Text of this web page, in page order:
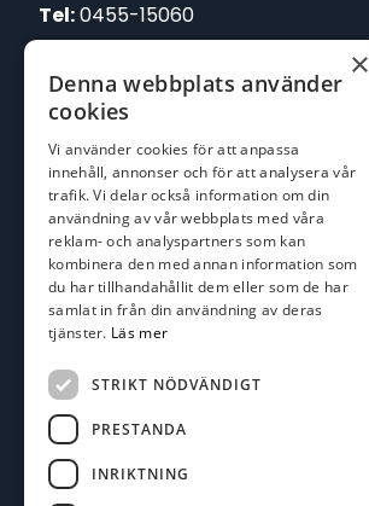
Tel:0455-15060
E-post:
johan@batofiske.se
kim@batofiske.se
Adress
Karlskrona Båt & Fiske AB
Lallerstedts gata 4
371 54 Karlskrona
Följ oss
Facebook
×
Denna webbplats använder
cookies
Vi använder cookies för att anpassa
innehåll, annonser och för att analysera vår
trafik. Vi delar också information om din
användning av vår webbplats med våra
reklam- och analyspartners som kan
kombinera den med annan information som
du har tillhandahållit dem eller som de har
samlat in från din användning av deras
tjänster. Läs mer
STRIKT NÖDVÄNDIGT
PRESTANDA
INRIKTNING